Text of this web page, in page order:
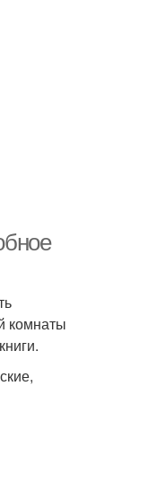
комнаты